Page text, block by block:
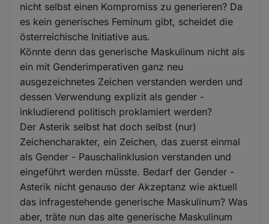
nicht selbst einen Kompromiss zu generieren? Da
es kein generisches Feminum gibt, scheidet die
österreichische Initiative aus.
Könnte denn das generische Maskulinum nicht als
ein mit Genderimperativen ganz neu
ausgezeichnetes Zeichen verstanden werden und
dessen Verwendung explizit als gender -
inkludierend politisch proklamiert werden?
Der Asterik selbst hat doch selbst (nur)
Zeichencharakter, ein Zeichen, das zuerst einmal
als Gender - Pauschalinklusion verstanden und
eingeführt werden müsste. Bedarf der Gender -
Asterik nicht genauso der Akzeptanz wie aktuell
das infragestehende generische Maskulinum? Was
aber, träte nun das alte generische Maskulinum